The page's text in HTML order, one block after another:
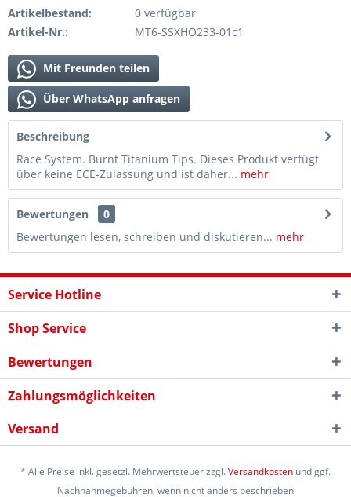
Artikelbestand:
0 verfügbar
Artikel-Nr.:
MT6-SSXHO233-01c1
Mit Freunden teilen
Über WhatsApp anfragen
Beschreibung
Race System. Burnt Titanium Tips. Dieses Produkt verfügt
über keine ECE-Zulassung und ist daher... mehr
Bewertungen
0
Bewertungen lesen, schreiben und diskutieren... mehr
Service Hotline
Shop Service
Bewertungen
Zahlungsmöglichkeiten
Versand
* Alle Preise inkl. gesetzl. Mehrwertsteuer zzgl.Versandkosten und ggf.
Nachnahmegebühren, wenn nicht anders beschrieben